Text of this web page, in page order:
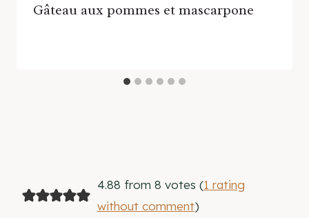
Gâteau aux pommes et mascarpone
4.88 from 8 votes (1 rating
without comment)